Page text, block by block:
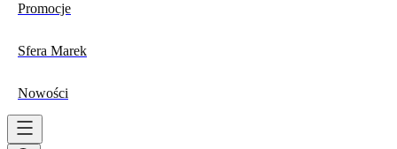
Promocje
Sfera Marek
Nowości